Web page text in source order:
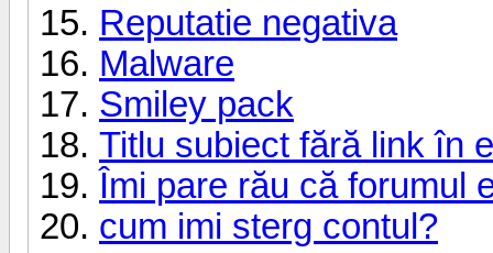
Reputatie negativa
Malware
Smiley pack
Titlu subiect fără link în
Îmi pare rău că forumul
cum imi sterg contul?